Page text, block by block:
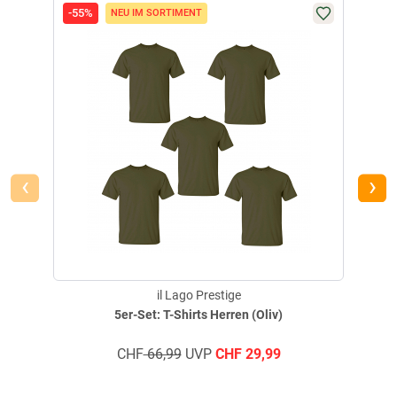
Material: 100 % Baumwolle.
FILTER / SORTIERUNG
Verifizierte Bewertung
11.06.2026 über Trusted Shops
-55% NEU IM SORTIMENT
5er-Set: T-Shirts Herren (Oliv)
il Lago Prestige
CHF66,99UVP CHF29,99
‹ ›